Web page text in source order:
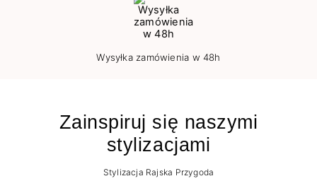
Wysyłka zamówienia w 48h
Zainspiruj się naszymi
stylizacjami
Stylizacja Rajska Przygoda